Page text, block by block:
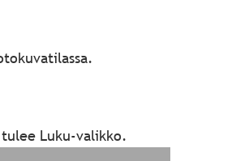
Luku-valikko.